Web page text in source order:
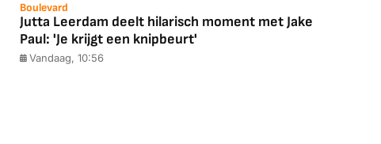
Boulevard
Jutta Leerdam deelt hilarisch moment met Jake
Paul: 'Je krijgt een knipbeurt'
Vandaag, 10:56